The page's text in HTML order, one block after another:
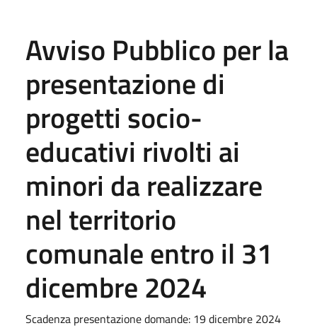
Avviso Pubblico per la
presentazione di
progetti socio-
educativi rivolti ai
minori da realizzare
nel territorio
comunale entro il 31
dicembre 2024
Scadenza presentazione domande: 19 dicembre 2024